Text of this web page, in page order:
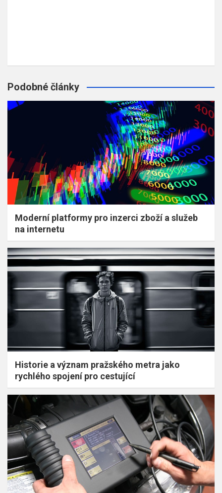
Podobné články
Moderní platformy pro inzerci zboží a služeb
na internetu
Historie a význam pražského metra jako
rychlého spojení pro cestující